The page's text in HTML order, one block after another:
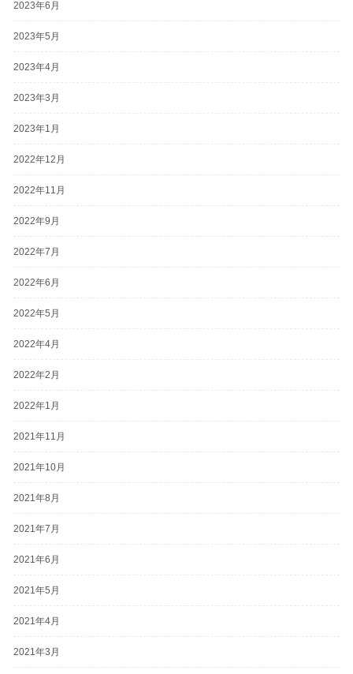
2023年6月
2023年5月
2023年4月
2023年3月
2023年1月
2022年12月
2022年11月
2022年9月
2022年7月
2022年6月
2022年5月
2022年4月
2022年2月
2022年1月
2021年11月
2021年10月
2021年8月
2021年7月
2021年6月
2021年5月
2021年4月
2021年3月